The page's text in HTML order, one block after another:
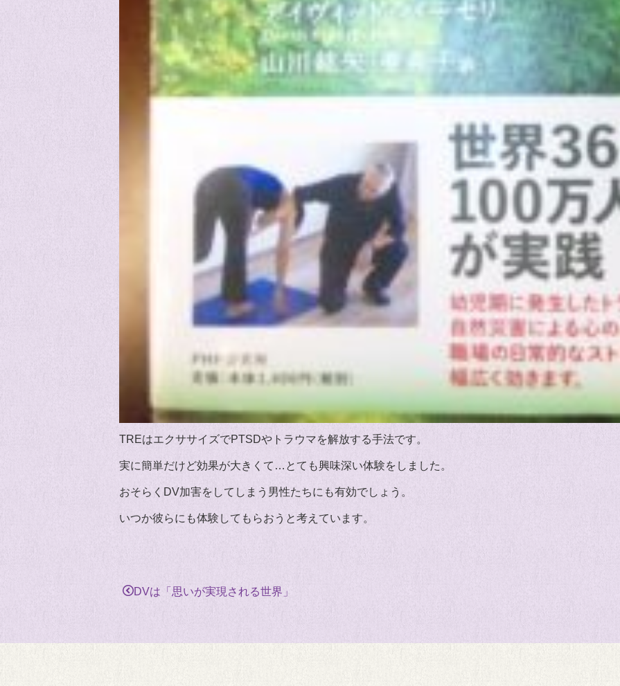
TREはエクササイズでPTSDやトラウマを解放する手法です。
実に簡単だけど効果が大きくて…とても興味深い体験をしました。
おそらくDV加害をしてしまう男性たちにも有効でしょう。
いつか彼らにも体験してもらおうと考えています。
DVは「思いが実現される世界」